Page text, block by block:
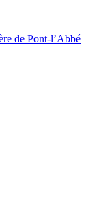
de Pont-l’Abbé